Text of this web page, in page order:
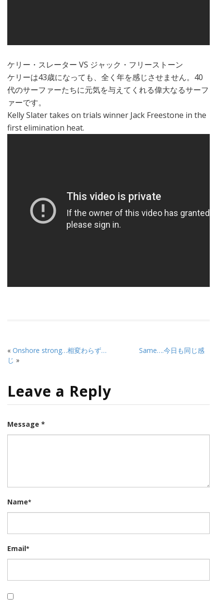
ケリー・スレーター VS ジャック・フリーストーン
ケリーは43歳になっても、全く年を感じさせません。40
代のサーファーたちに元気を与えてくれる偉大なるサーフ
ァーです。
Kelly Slater takes on trials winner Jack Freestone in the
first elimination heat.
« Onshore strong…相変わらず…
Same….今日も同じ感
じ »
Leave a Reply
Message *
Name*
Email*